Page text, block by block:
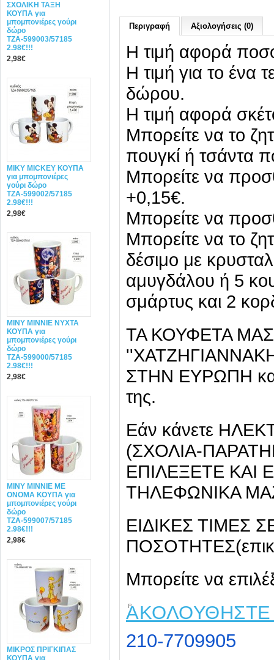
ΣΧΟΛΙΚΗ ΤΑΞΗ
ΚΟΥΠΑ για
μπομπονιέρες γούρι
δώρο
ΤΖΑ-599003/57185
2.98€!!!
2,98€
MIΚY ΜΙCKEY ΚΟΥΠΑ
για μπομπονιέρες
γούρι δώρο
ΤΖΑ-599002/57185
2.98€!!!
2,98€
MINY ΜΙΝΝΙΕ ΝΥΧΤΑ
ΚΟΥΠΑ για
μπομπονιέρες γούρι
δώρο
ΤΖΑ-599000/57185
2.98€!!!
2,98€
MINY ΜΙΝΝΙΕ ME
ONOMA ΚΟΥΠΑ για
μπομπονιέρες γούρι
δώρο
ΤΖΑ-599007/57185
2.98€!!!
2,98€
ΜΙΚΡΟΣ ΠΡΙΓΚΙΠΑΣ
ΚΟΥΠΑ για
Περιγραφή Αξιολογήσεις (0)
Η τιμή αφορά
Η τιμή για το ένα
δώρου.
Η τιμή αφορά
Μπορείτε να το
πουγκί ή τσάντα
Μπορείτε να
+0,15€.
Μπορείτε να
Μπορείτε να το
δέσιμο με
αμυγδάλου ή 5
σμάρτυς και 2
ΤΑ ΚΟΥΦΕΤΑ
ΣΤΗΝ ΕΥΡΩΠΗ και
της.
Εάν κάνετε
(ΣΧΟΛΙΑ-
ΕΠΙΛΕΞΕΤΕ ΚΑΙ
ΤΗΛΕΦΩΝΙΚΑ
EIΔΙΚΕΣ ΤΙΜΕΣ
Μπορείτε να
ΑΚΟΛΟΥΘΗΣΤΕ
210-7709905